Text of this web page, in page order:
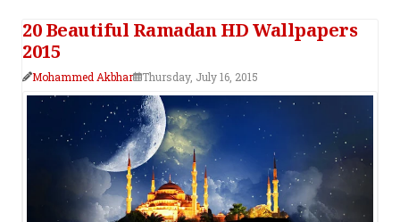
20 Beautiful Ramadan HD Wallpapers
2015
Mohammed Akbhar Thursday, July 16, 2015